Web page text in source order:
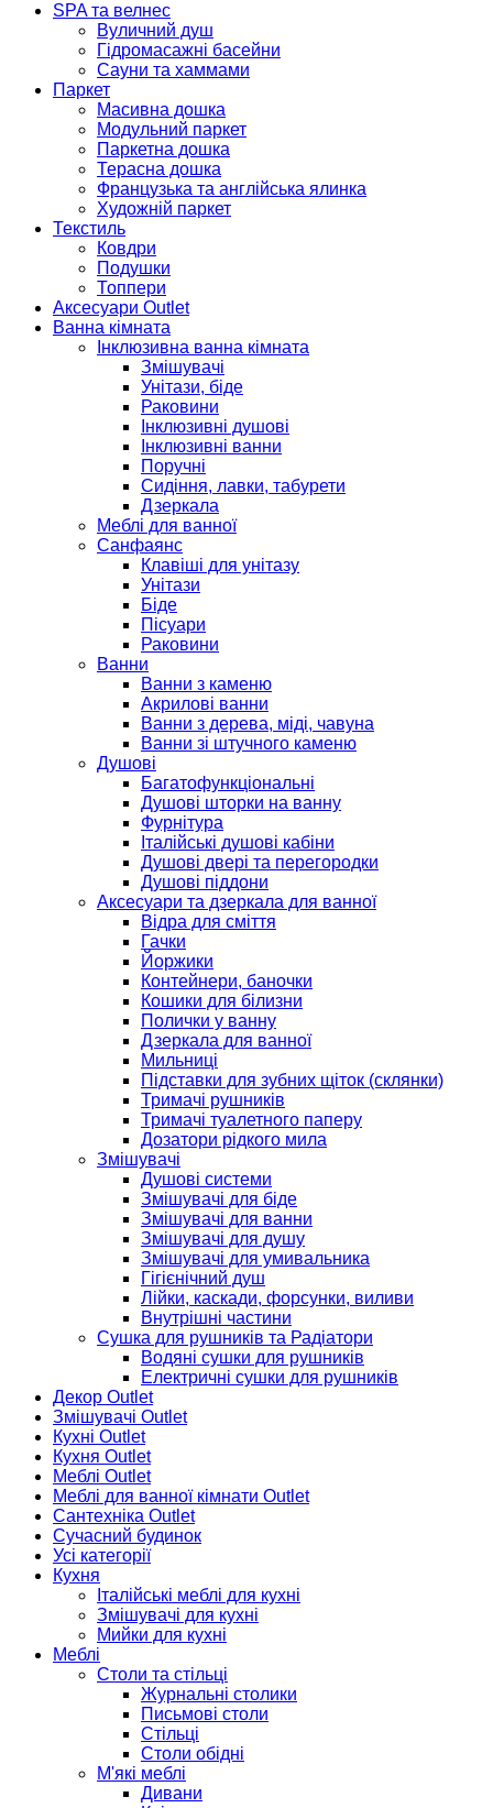
SPA та велнес
Вуличний душ
Гідромасажні басейни
Сауни та хаммами
Паркет
Масивна дошка
Модульний паркет
Паркетна дошка
Терасна дошка
Французька та англійська ялинка
Художній паркет
Текстиль
Ковдри
Подушки
Топпери
Аксесуари Outlet
Ванна кімната
Інклюзивна ванна кімната
Змішувачі
Унітази, біде
Раковини
Інклюзивні душові
Інклюзивні ванни
Поручні
Сидіння, лавки, табурети
Дзеркала
Меблі для ванної
Санфаянс
Клавіші для унітазу
Унітази
Біде
Пісуари
Раковини
Ванни
Ванни з каменю
Акрилові ванни
Ванни з дерева, міді, чавуна
Ванни зі штучного каменю
Душові
Багатофункціональні
Душові шторки на ванну
Фурнітура
Італійські душові кабіни
Душові двері та перегородки
Душові піддони
Аксесуари та дзеркала для ванної
Відра для сміття
Гачки
Йоржики
Контейнери, баночки
Кошики для білизни
Полички у ванну
Дзеркала для ванної
Мильниці
Підставки для зубних щіток (склянки)
Тримачі рушників
Тримачі туалетного паперу
Дозатори рідкого мила
Змішувачі
Душові системи
Змішувачі для біде
Змішувачі для ванни
Змішувачі для душу
Змішувачі для умивальника
Гігієнічний душ
Лійки, каскади, форсунки, виливи
Внутрішні частини
Сушка для рушників та Радіатори
Водяні сушки для рушників
Електричні сушки для рушників
Декор Outlet
Змішувачі Outlet
Кухні Outlet
Кухня Outlet
Меблі Outlet
Меблі для ванної кімнати Outlet
Сантехніка Outlet
Сучасний будинок
Усі категорії
Кухня
Італійські меблі для кухні
Змішувачі для кухні
Мийки для кухні
Меблі
Столи та стільці
Журнальні столики
Письмові столи
Стільці
Столи обідні
М'які меблі
Дивани